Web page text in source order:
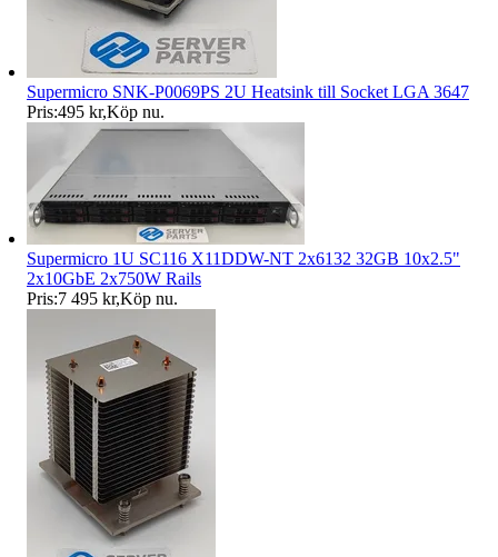
Supermicro SNK-P0069PS 2U Heatsink till Socket LGA 3647
Pris:495 kr,Köp nu.
Supermicro 1U SC116 X11DDW-NT 2x6132 32GB 10x2.5"
2x10GbE 2x750W Rails
Pris:7 495 kr,Köp nu.